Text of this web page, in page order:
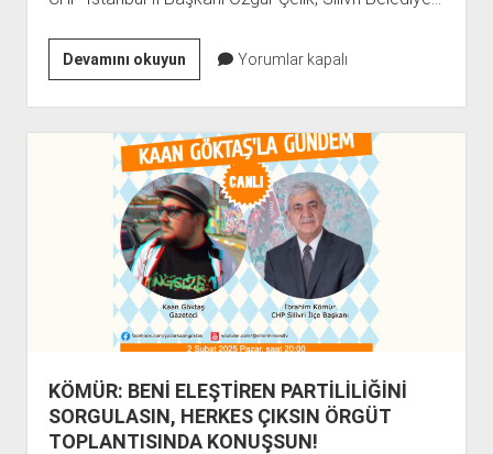
Devamını okuyun“HALKIN
İRADESİ
KARŞISINDA
HİÇBİR
GÜÇ
DURAMAZ”
Yorumlar kapalı
KÖMÜR: BENİ ELEŞTİREN PARTİLİLİĞİNİ
SORGULASIN, HERKES ÇIKSIN ÖRGÜT
TOPLANTISINDA KONUŞSUN!